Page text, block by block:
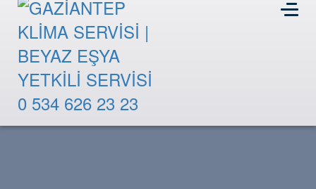
RANDEVU TALEBI